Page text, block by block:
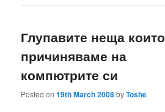
Глупавите неща които
причиняваме на
компютрите си
Posted on19th March 2008byToshe